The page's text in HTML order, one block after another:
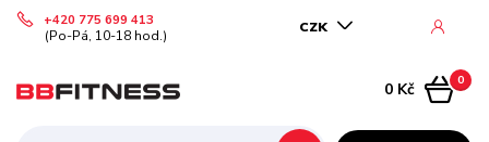
CZK
+420 775 699 413
(Po-Pá, 10-18 hod.)
0
0 Kč